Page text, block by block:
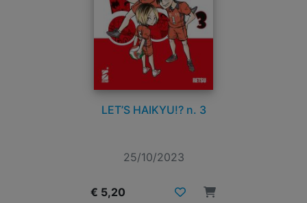
LET’S HAIKYU!? n. 3
25/10/2023
€ 5,20